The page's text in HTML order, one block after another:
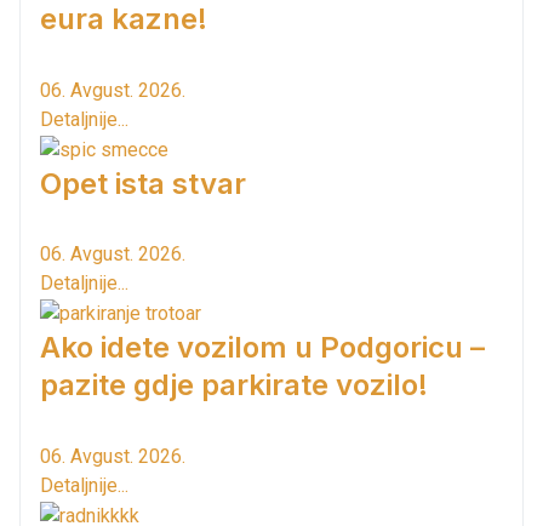
eura kazne!
06. Avgust. 2026.
Detaljnije...
Opet ista stvar
06. Avgust. 2026.
Detaljnije...
Ako idete vozilom u Podgoricu –
pazite gdje parkirate vozilo!
06. Avgust. 2026.
Detaljnije...